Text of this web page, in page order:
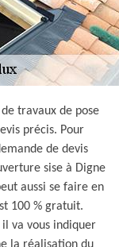
travaux de pose
précis. Pour
de devis
sise à Digne
aussi se faire en
100 % gratuit.
va vous indiquer